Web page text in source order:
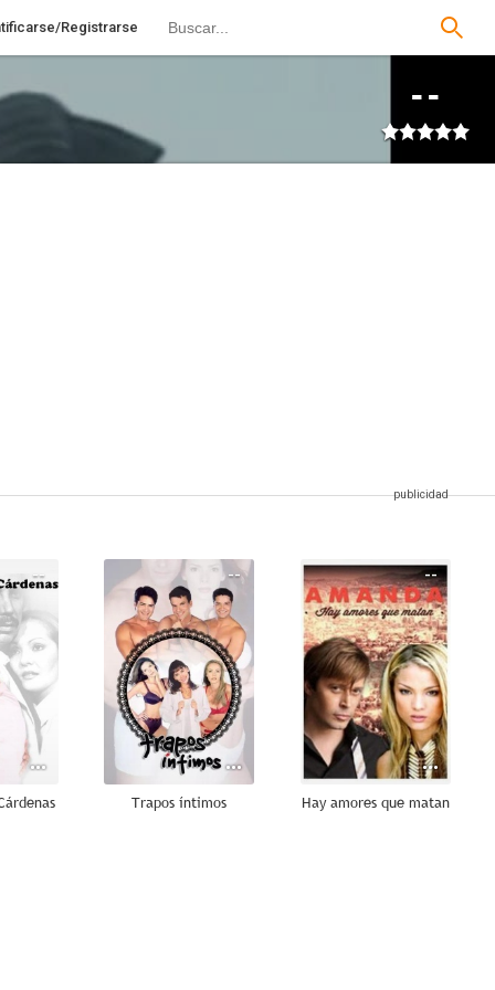
Registrarse
--
-- --
Trapos íntimos
--
Hay amores que matan